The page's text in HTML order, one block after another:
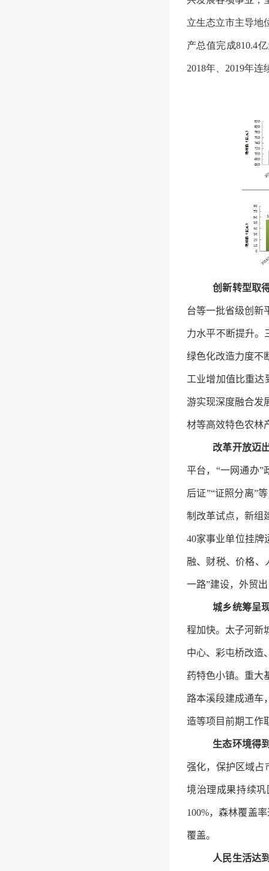
立生态立市主导地
产总值完成810.4
2018年、2019年
创新转型取
台等一批省级创新
力水平不断提升。
绿色化改造力度不
工业增加值比重达
游实现深度融合发
材等高效特色农林
改革开放迈
平台，“一网通办”
后证”“证照分离”
制改革试点，新组
40家事业单位挂牌
融、财税、价格、
一路”建设，外贸
城乡统筹呈
程加快。太子河新
中心、彩屯桥改造
药特色小镇。重大
路本溪段建成通车
造等项目前期工作
生态环境得
强化，保护区域占
境治理成果持续
100%，森林覆盖
覆盖。
人民生活达